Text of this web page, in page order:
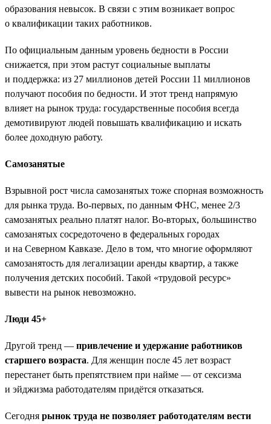
образования невысок. В связи с этим возникает вопрос
о квалификации таких работников.
По официальным данным уровень бедности в России
снижается, при этом растут социальные выплаты
и поддержка: из 27 миллионов детей России 11 миллионов
получают пособия по бедности. И этот тренд напрямую
влияет на рынок труда: государственные пособия всегда
демотивируют людей повышать квалификацию и искать
более доходную работу.
Самозанятые
Взрывной рост числа самозанятых тоже спорная возможность
для рынка труда. Во-первых, по данным ФНС, менее 2/3
самозанятых реально платят налог. Во-вторых, большинство
самозанятых сосредоточено в федеральных городах
и на Северном Кавказе. Дело в том, что многие оформляют
самозанятость для легализации аренды квартир, а также
получения детских пособий. Такой «трудовой ресурс»
вывести на рынок невозможно.
Люди 45+
Другой тренд — привлечение и удержание работников
старшего возраста. Для женщин после 45 лет возраст
перестанет быть препятствием при найме — от сексизма
и эйджизма работодателям придётся отказаться.
Сегодня рынок труда не позволяет работодателям вести